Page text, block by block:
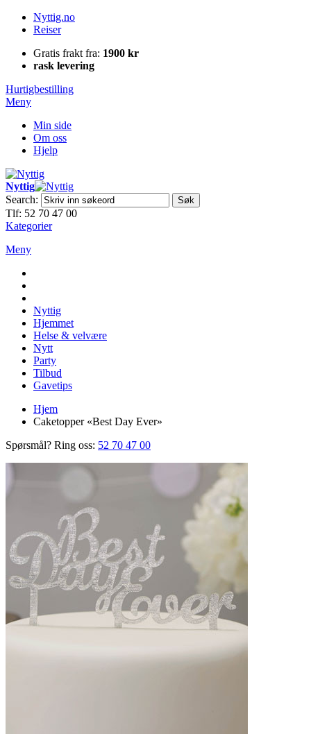
Nyttig.no
Reiser
Gratis frakt fra: 1900 kr
rask levering
Hurtigbestilling
Meny
Min side
Om oss
Hjelp
Nyttig
Search:
Søk
Tlf: 52 70 47 00
Kategorier
Meny
Nyttig
Hjemmet
Helse & velvære
Nytt
Party
Tilbud
Gavetips
Hjem
Caketopper «Best Day Ever»
Spørsmål? Ring oss: 52 70 47 00